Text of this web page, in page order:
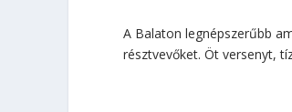
A Balaton legnépszerűbb
résztvevőket. Öt versenyt,